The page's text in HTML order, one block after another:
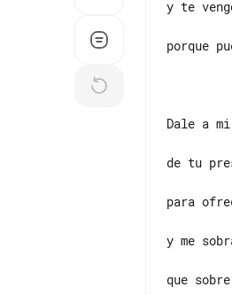
porque
que